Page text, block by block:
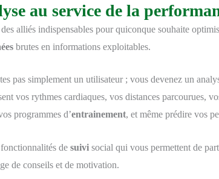
au service de la
alliés indispensables pour quiconque souhaite
brutes en informations exploitables.
pas simplement un utilisateur ; vous devenez un
vos rythmes cardiaques, vos distances parcourues,
programmes d’entrainement, et même prédire vos
de suivisocial qui vous permettent de
de conseils et de motivation.